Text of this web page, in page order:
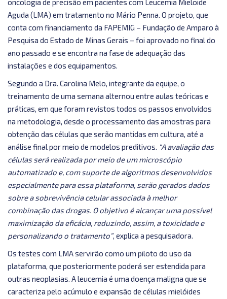
oncologia de precisão em pacientes com Leucemia Mieloide
Aguda (LMA) em tratamento no Mário Penna. O projeto, que
conta com financiamento da FAPEMIG – Fundação de Amparo à
Pesquisa do Estado de Minas Gerais – foi aprovado no final do
ano passado e se encontra na fase de adequação das
instalações e dos equipamentos.
Segundo a Dra. Carolina Melo, integrante da equipe, o
treinamento de uma semana alternou entre aulas teóricas e
práticas, em que foram revistos todos os passos envolvidos
na metodologia, desde o processamento das amostras para
obtenção das células que serão mantidas em cultura, até a
análise final por meio de modelos preditivos. “A avaliação das
células será realizada por meio de um microscópio
automatizado e, com suporte de algoritmos desenvolvidos
especialmente para essa plataforma, serão gerados dados
sobre a sobrevivência celular associada à melhor
combinação das drogas. O objetivo é alcançar uma possível
maximização da eficácia, reduzindo, assim, a toxicidade e
personalizando o tratamento”, explica a pesquisadora.
Os testes com LMA servirão como um piloto do uso da
plataforma, que posteriormente poderá ser estendida para
outras neoplasias. A leucemia é uma doença maligna que se
caracteriza pelo acúmulo e expansão de células mielóides